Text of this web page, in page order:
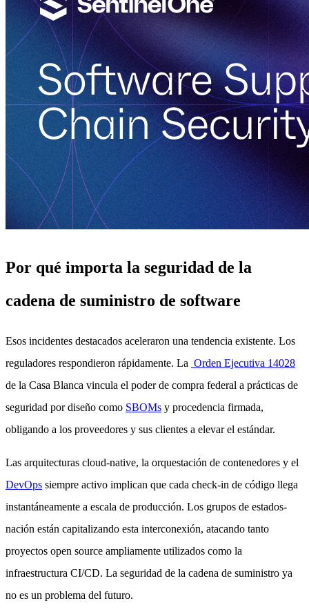
Por qué importa la seguridad de la
cadena de suministro de software
Esos incidentes destacados aceleraron una tendencia existente. Los
reguladores respondieron rápidamente. La Orden Ejecutiva 14028
de la Casa Blanca vincula el poder de compra federal a prácticas de
seguridad por diseño como SBOMs y procedencia firmada,
obligando a los proveedores y sus clientes a elevar el estándar.
Las arquitecturas cloud-native, la orquestación de contenedores y el
DevOps siempre activo implican que cada check-in de código llega
instantáneamente a escala de producción. Los grupos de estados-
nación están capitalizando esta interconexión, atacando tanto
proyectos open source ampliamente utilizados como la
infraestructura CI/CD. La seguridad de la cadena de suministro ya
no es un problema del futuro.